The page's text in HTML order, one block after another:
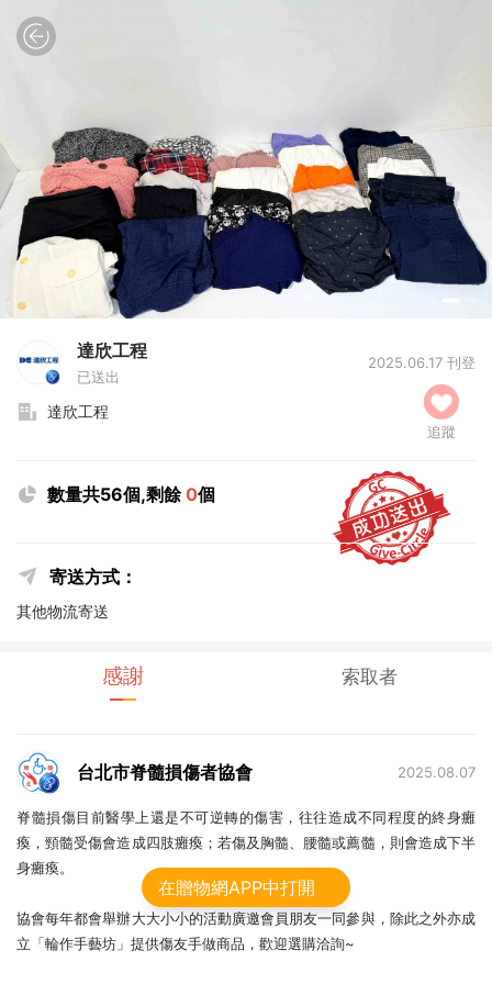
達欣工程贈北市脊髓0617-05
達欣工程
已送出
2025.06.17 刊登
達欣工程
追蹤
數量共56個,剩餘0個
寄送方式：
其他物流寄送
感謝 索取者
台北市脊髓損傷者協會 2025.08.07
脊髓損傷目前醫學上還是不可逆轉的傷害，往往造成不同程度的終身癱
瘓，頸髓受傷會造成四肢癱瘓；若傷及胸髓、腰髓或薦髓，則會造成下半
身癱瘓。
協會每年都會舉辦大大小小的活動廣邀會員朋友一同參與，除此之外亦成
立「輪作手藝坊」提供傷友手做商品，歡迎選購洽詢~
在贈物網APP中打開